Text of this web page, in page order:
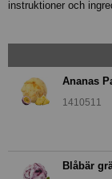
instruktioner och
Ananas
1410511
Blåbär